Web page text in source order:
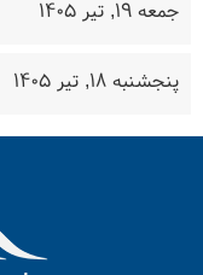
جمعه ۱۹, تیر ۱۴۰۵
پنجشنبه ۱۸, تیر ۱۴۰۵